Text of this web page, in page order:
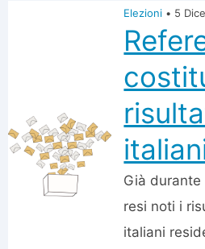
Elezioni • 5
Già
resi noti i
italiani